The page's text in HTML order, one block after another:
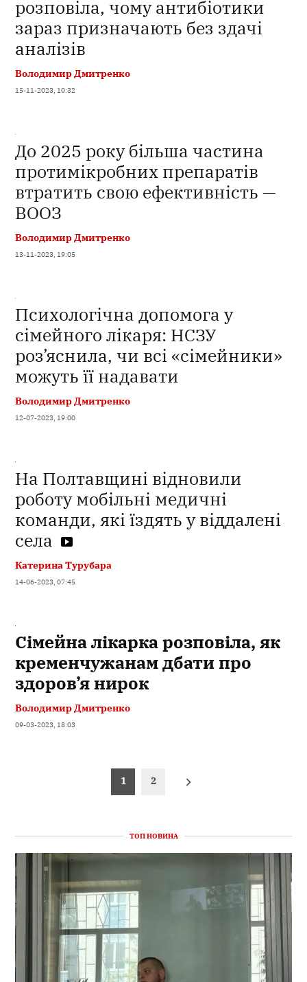
розповіла, чому антибіотики
зараз призначають без здачі
аналізів
Володимир Дмитренко
15-11-2023, 10:32
До 2025 року більша частина
протимікробних препаратів
втратить свою ефективність —
ВООЗ
Володимир Дмитренко
13-11-2023, 19:05
Психологічна допомога у
сімейного лікаря: НСЗУ
роз’яснила, чи всі «сімейники»
можуть її надавати
Володимир Дмитренко
12-07-2023, 19:00
На Полтавщині відновили
роботу мобільні медичні
команди, які їздять у віддалені
села
Катерина Турубара
14-06-2023, 07:45
Сімейна лікарка розповіла, як
кременчужанам дбати про
здоров’я нирок
Володимир Дмитренко
09-03-2023, 18:03
1 2
ТОП НОВИНА